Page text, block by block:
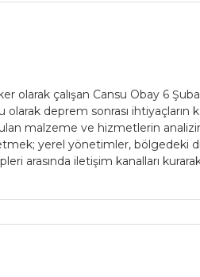
olarak çalışan Cansu Obay 6
deprem sonrası ihtiyaçların
malzeme ve hizmetlerin
yerel yönetimler, bölgedeki
arasında iletişim kanalları